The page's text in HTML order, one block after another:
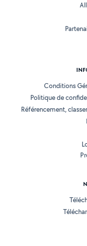
Conditions
Politique de
Référencement,